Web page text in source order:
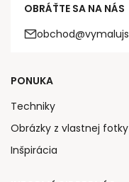
OBRÁŤTE SA NA NÁS
PONUKA
Techniky
Obrázky z vlastnej fotky
Inšpirácia